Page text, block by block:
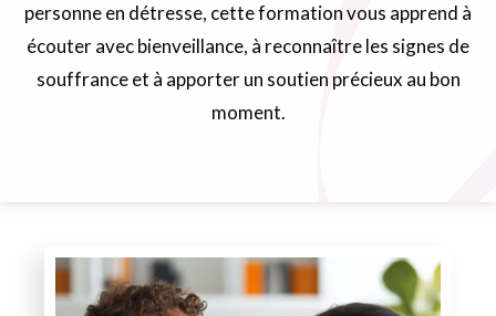
personne en détresse, cette formation vous apprend à
écouter avec bienveillance, à reconnaître les signes de
souffrance et à apporter un soutien précieux au bon
moment.